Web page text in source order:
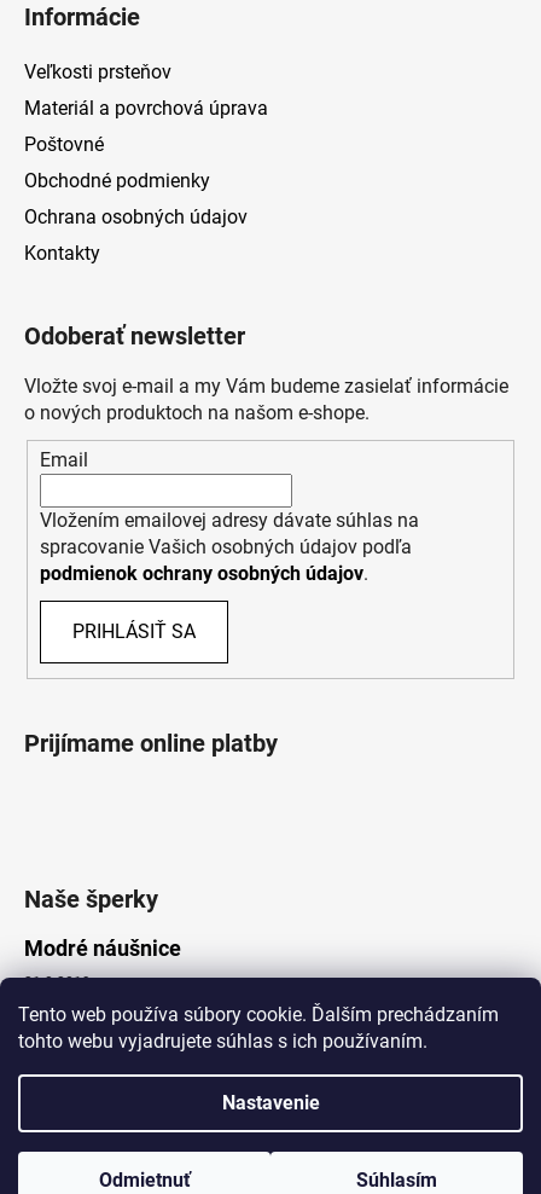
Tento web používa súbory cookie. Ďalším prechádzaním
tohto webu vyjadrujete súhlas s ich používaním.
Nastavenie
Odmietnuť Súhlasím
www.Lotka.sk - najkrajšie šperky za dobré ceny. Pri nákupe nad 50€
poštovné zdarma. Nakupujte s dôverou - naša spoločnosť je s
Informácie
Veľkosti prsteňov
Materiál a povrchová úprava
Poštovné
Obchodné podmienky
Ochrana osobných údajov
Kontakty
Odoberať newsletter
Vložte svoj e-mail a my Vám budeme zasielať informácie
o nových produktoch na našom e-shope.
Email
Vložením emailovej adresy dávate súhlas na
spracovanie Vašich osobných údajov podľa
podmienok ochrany osobných údajov.
PRIHLÁSIŤ SA
Prijímame online platby
Naše šperky
Modré náušnice
21.8.2019
Vytvoril Shoptet
Lotka.sk. Všetky práva vyhradené.
Upraviť nastavenie cookies